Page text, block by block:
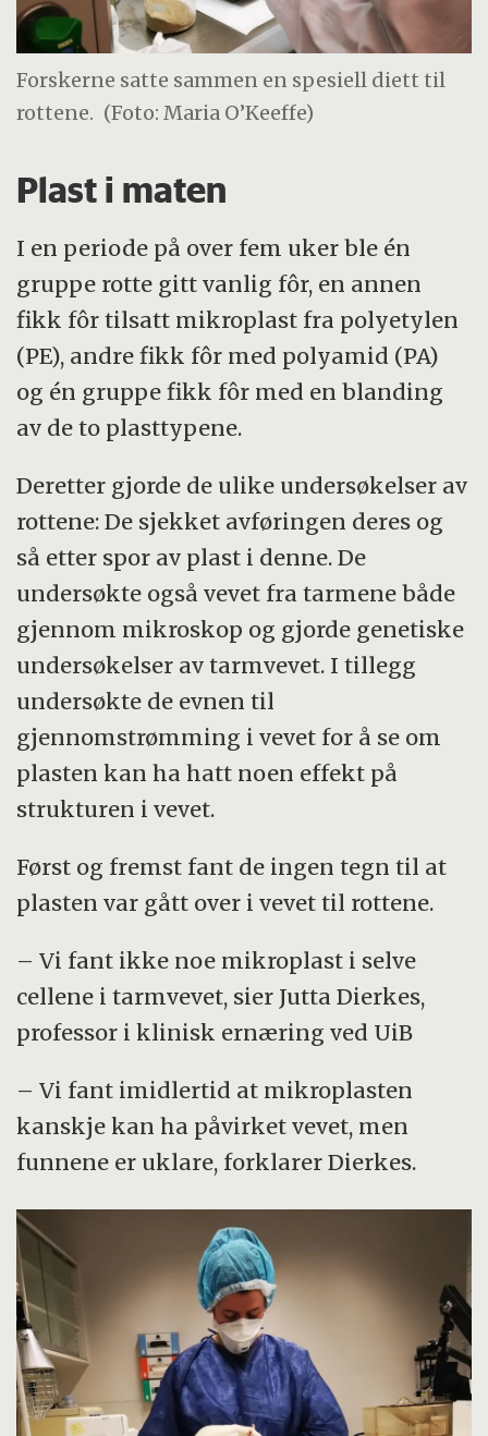
Forskerne satte sammen en spesiell diett til
rottene. (Foto: Maria O’Keeffe)
Plast i maten
I en periode på over fem uker ble én
gruppe rotte gitt vanlig fôr, en annen
fikk fôr tilsatt mikroplast fra polyetylen
(PE), andre fikk fôr med polyamid (PA)
og én gruppe fikk fôr med en blanding
av de to plasttypene.
Deretter gjorde de ulike undersøkelser av
rottene: De sjekket avføringen deres og
så etter spor av plast i denne. De
undersøkte også vevet fra tarmene både
gjennom mikroskop og gjorde genetiske
undersøkelser av tarmvevet. I tillegg
undersøkte de evnen til
gjennomstrømming i vevet for å se om
plasten kan ha hatt noen effekt på
strukturen i vevet.
Først og fremst fant de ingen tegn til at
plasten var gått over i vevet til rottene.
– Vi fant ikke noe mikroplast i selve
cellene i tarmvevet, sier Jutta Dierkes,
professor i klinisk ernæring ved UiB
– Vi fant imidlertid at mikroplasten
kanskje kan ha påvirket vevet, men
funnene er uklare, forklarer Dierkes.